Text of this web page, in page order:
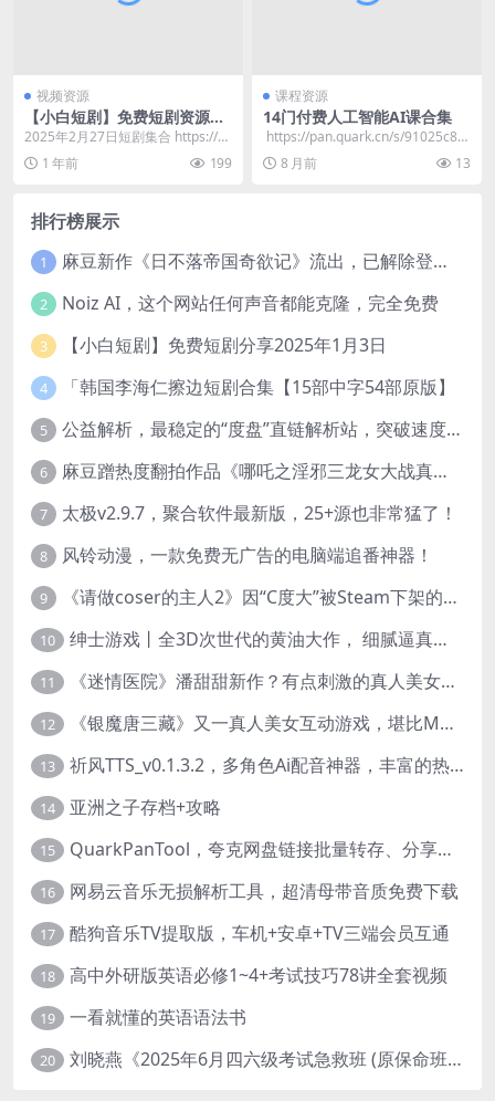
视频资源
【小白短剧】免费短剧资源分
享2025年2月27日
2025年2月27日短剧集合 https://p
an.quark.cn/s/e3...
1 年前 199
课程资源
14门付费人工智能AI课合集
​ https://pan.quark.cn/s/91025c83
887e 🤖1...
8 月前 13
排行榜展示
1 麻豆新作《日不落帝国奇欲记》流出，已解除登录验证！
2 Noiz AI，这个网站任何声音都能克隆，完全免费
3 【小白短剧】免费短剧分享2025年1月3日
4 「韩国李海仁擦边短剧合集【15部中字54部原版】
5 公益解析，最稳定的“度盘”直链解析站，突破速度限制
6 麻豆蹭热度翻拍作品《哪吒之淫邪三龙女大战真阳魔童》 已上线
7 太极v2.9.7，聚合软件最新版，25+源也非常猛了！
8 风铃动漫，一款免费无广告的电脑端追番神器！
9 《请做coser的主人2》因“C度大”被Steam下架的真人美女互动游戏！
10 绅士游戏丨全3D次世代的黄油大作， 细腻逼真的双人互动狂想曲！
11 《迷情医院》潘甜甜新作？有点刺激的真人美女互动游戏
12 《银魔唐三藏》又一真人美女互动游戏，堪比M豆！
13 祈风TTS_v0.1.3.2，多角色Ai配音神器，丰富的热门音色
14 亚洲之子存档+攻略
15 QuarkPanTool，夸克网盘链接批量转存、分享和下载工具
16 网易云音乐无损解析工具，超清母带音质免费下载
17 酷狗音乐TV提取版，车机+安卓+TV三端会员互通
18 高中外研版英语必修1~4+考试技巧78讲全套视频
19 一看就懂的英语语法书
20 刘晓燕《2025年6月四六级考试急救班 (原保命班) 》(四级完结+六级写译、阅读)